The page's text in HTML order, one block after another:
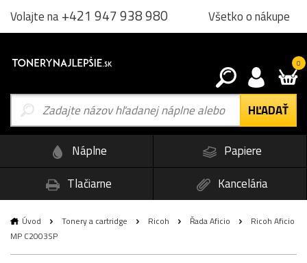
Volajte na+421 947 938 980 Všetko o nákupe
0
Náplne
Papiere
Tlačiarne
Kancelária
Úvod Tonery a cartridge Ricoh Řada Aficio
Ricoh Aficio
MP C2003SP